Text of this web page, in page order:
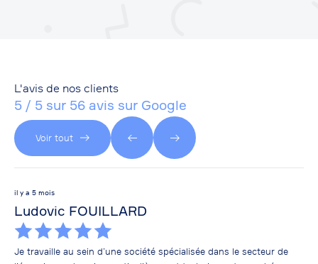
L'avis de nos clients
5 / 5 sur 56 avis sur Google
Voir tout
il y a 5 mois
Ludovic FOUILLARD
Je travaille au sein d’une société spécialisée dans le secteur de